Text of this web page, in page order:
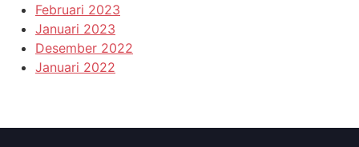
Februari 2023
Januari 2023
Desember 2022
Januari 2022